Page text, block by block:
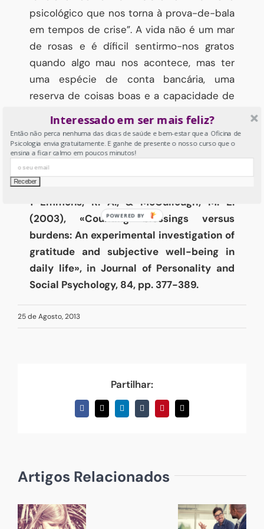
psicológico que nos torna à prova-de-bala
em tempos de crise”. A vida não é um mar
de rosas e é díficil sentirmo-nos gratos
quando algo mau nos acontece, mas ter
uma espécie de conta bancária, uma
reserva de coisas boas e a capacidade de
nos refocarmos nelas ajuda-nos a superar
melhor os momentos maus.
Muito obrigada caro leitor pelo tempo e
atenção que dedicou a este artigo.
1 Emmons, R. A., & McCullough, M. E.
(2003), «Counting blessings versus
burdens: An experimental investigation of
gratitude and subjective well-being in
daily life», in Journal of Personality and
Social Psychology, 84, pp. 377-389.
25 de Agosto, 2013
Partilhar:
Facebook
X LinkedInTumblrPinterestEmail
(necessário
Artigos Relacionados
Interessado em ser mais feliz?
Então não perca nenhuma das dicas de saúde e bem-estar que a Oficina de
Psicologia envia gratuitamente. E ganhe de presente o nosso curso que o
ensina a ficar calmo em poucos minutos!